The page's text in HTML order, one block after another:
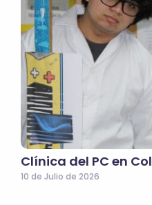
Clínica del PC en
10 de Julio de 2026